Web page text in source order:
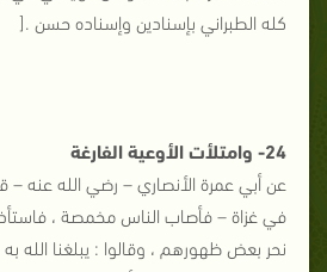
كله الطبراني بإسنادين وإسناده حسن .[
24- وامتلأت الأوعية الفارغة
عن أبي عمرة الأنصاري – رضي الله عنه –
في غزاة – فأصاب الناس مخمصة ،
نحر بعض ظهورهم ، وقالوا : يبلغنا الله